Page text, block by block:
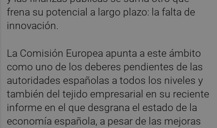
frena su potencial a largo plazo: la falta de
innovación.
La Comisión Europea apunta a este ámbito
como uno de los deberes pendientes de las
autoridades españolas a todos los niveles y
también del tejido empresarial en su reciente
informe en el que desgrana el estado de la
economía española, a pesar de las mejoras